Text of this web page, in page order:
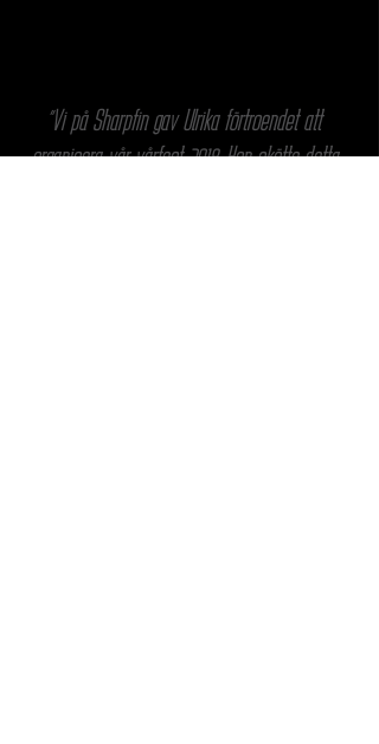
"Vi på Sharpfin gav Ulrika förtroendet att
organisera vår vårfest 2018. Hon skötte detta